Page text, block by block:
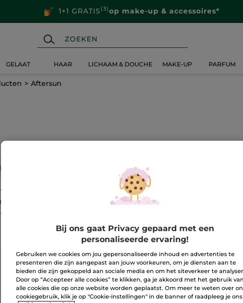
1+1 GRATIS (3)op make-up & accessoires*
GELAAT HAAR LICHAAM & DOUCHE MAKE-UP PARFUM
Aftersun
selectie voor
🌴
-50% NIEUW
Bij ons gaat Privacy gepaard met een
personaliseerde ervaring!
Gebruiken we cookies om jou gepersonaliseerde inhoud en advertenties te
presenteren die zijn aangepast aan jouw voorkeuren, om je diensten aan te
bieden die zijn gekoppeld aan sociale media en om het siteverkeer te
Door op “Accepteer alle cookies” te klikken, ga je akkoord met het gebruik van
alle cookies die op onze website worden geplaatst. Om meer te weten over
cookiegebruik, klik je op "Cookie-instellingen" in de banner of raadpleeg je ons